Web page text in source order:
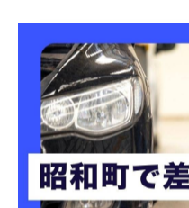
昭和町にてタイヤ交換を実
タイヤ交換 洗車
< 前のページ 一